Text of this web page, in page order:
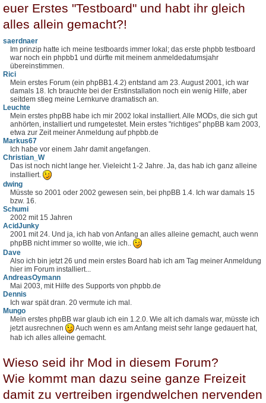
euer Erstes "Testboard" und habt ihr gleich
alles allein gemacht?!
saerdnaer
Im prinzip hatte ich meine testboards immer lokal; das erste phpbb testboard
war noch ein phpbb1 und dürfte mit meinem anmeldedatumsjahr
übereinstimmen.
Rici
Mein erstes Forum (ein phpBB1.4.2) entstand am 23. August 2001, ich war
damals 18. Ich brauchte bei der Erstinstallation noch ein wenig Hilfe, aber
seitdem stieg meine Lernkurve dramatisch an.
Leuchte
Mein erstes phpBB habe ich mir 2002 lokal installiert. Alle MODs, die sich gut
anhörten, installiert und rumgetestet. Mein erstes "richtiges" phpBB kam 2003,
etwa zur Zeit meiner Anmeldung auf phpbb.de
Markus67
Ich habe vor einem Jahr damit angefangen.
Christian_W
Das ist noch nicht lange her. Vieleicht 1-2 Jahre. Ja, das hab ich ganz alleine
installiert.
dwing
Müsste so 2001 oder 2002 gewesen sein, bei phpBB 1.4. Ich war damals 15
bzw. 16.
Schumi
2002 mit 15 Jahren
AcidJunky
2001 mit 24. Und ja, ich hab von Anfang an alles alleine gemacht, auch wenn
phpBB nicht immer so wollte, wie ich..
Dave
Also ich bin jetzt 26 und mein erstes Board hab ich am Tag meiner Anmeldung
hier im Forum installiert...
AndreasOymann
Mai 2003, mit Hilfe des Supports von phpbb.de
Dennis
Ich war spät dran. 20 vermute ich mal.
Mungo
Mein erstes phpBB war glaub ich ein 1.2.0. Wie alt ich damals war, müsste ich
jetzt ausrechnen
Auch wenn es am Anfang meist sehr lange gedauert hat,
hab ich alles alleine gemacht.
Wieso seid ihr Mod in diesem Forum?
Wie kommt man dazu seine ganze Freizeit
damit zu vertreiben irgendwelchen nervenden